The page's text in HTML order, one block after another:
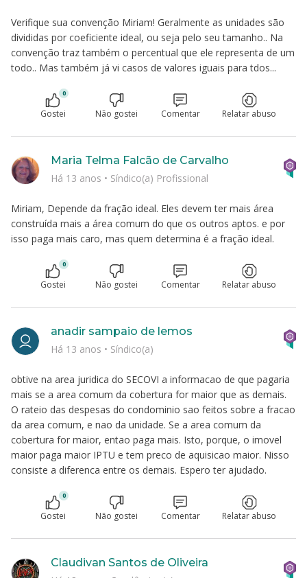
Verifique sua convenção Miriam! Geralmente as unidades são
divididas por coeficiente ideal, ou seja pelo seu tamanho.. Na
convenção traz também o percentual que ele representa de um
todo.. Mas também já vi casos de valores iguais para tdos...
0
Gostei Não gostei Comentar Relatar abuso
Miriam, Depende da fração ideal. Eles devem ter mais área
construída mais a área comum do que os outros aptos. e por
isso paga mais caro, mas quem determina é a fração ideal.
Maria Telma Falcão de Carvalho
Há 13 anos • Síndico(a) Profissional
0
Gostei Não gostei Comentar Relatar abuso
obtive na area juridica do SECOVI a informacao de que pagaria
mais se a area comum da cobertura for maior que as demais.
O rateio das despesas do condominio sao feitos sobre a fracao
da area comum, e nao da unidade. Se a area comum da
cobertura for maior, entao paga mais. Isto, porque, o imovel
maior paga maior IPTU e tem preco de aquisicao maior. Nisso
consiste a diferenca entre os demais. Espero ter ajudado.
anadir sampaio de lemos
Há 13 anos • Síndico(a)
0
Gostei Não gostei Comentar Relatar abuso
Claudivan Santos de Oliveira